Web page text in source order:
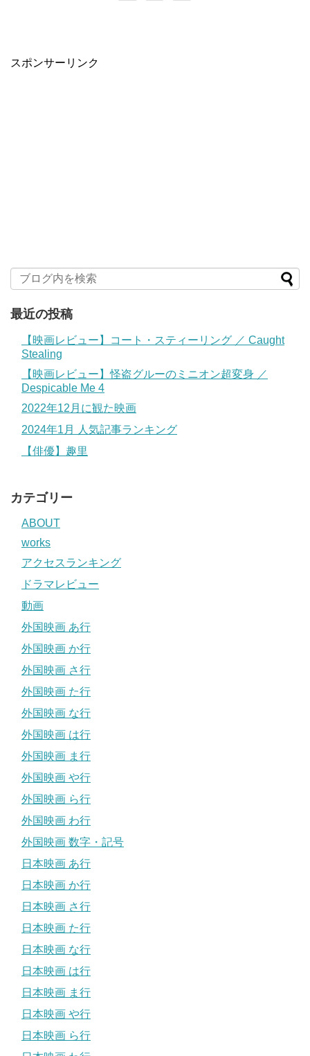
スポンサーリンク
最近の投稿
【映画レビュー】コート・スティーリング ／ Caught
Stealing
【映画レビュー】怪盗グルーのミニオン超変身 ／
Despicable Me 4
2022年12月に観た映画
2024年1月 人気記事ランキング
【俳優】趣里
カテゴリー
ABOUT
works
アクセスランキング
ドラマレビュー
動画
外国映画 あ行
外国映画 か行
外国映画 さ行
外国映画 た行
外国映画 な行
外国映画 は行
外国映画 ま行
外国映画 や行
外国映画 ら行
外国映画 わ行
外国映画 数字・記号
日本映画 あ行
日本映画 か行
日本映画 さ行
日本映画 た行
日本映画 な行
日本映画 は行
日本映画 ま行
日本映画 や行
日本映画 ら行